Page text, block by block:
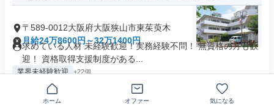
〒589-0012大阪府大阪狭山市東茱萸木
月給24万8600円～32万1400円
求めている人材 未経験歓迎！実務経験不問！ 無資格の方も歓
迎！ 資格取得支援制度がある...
業界未経験歓迎 +22個
気になる
ホーム オファー 気になる